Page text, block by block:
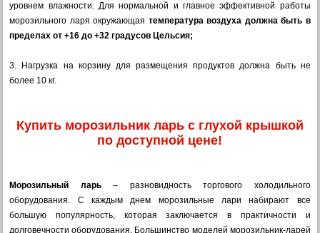
уровнем влажности. Для нормальной и главное эффективной работы
морозильного ларя окружающая температура воздуха должна быть в
пределах от +16 до +32 градусов Цельсия;
3. Нагрузка на корзину для размещения продуктов должна быть не
более 10 кг.
Купить морозильник ларь с глухой крышкой
по доступной цене!
Морозильный ларь– разновидность торгового холодильного
оборудования. С каждым днем морозильные лари набирают все
большую популярность, которая заключается в практичности и
долговечности оборудования. Большинство моделей морозильник-ларей